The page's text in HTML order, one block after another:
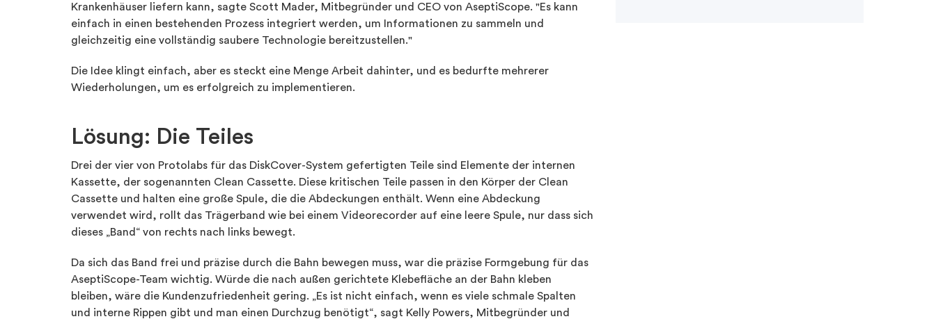
Krankenhäuser liefern kann, sagte Scott Mader, Mitbegründer und CEO von AseptiScope. "Es kann
einfach in einen bestehenden Prozess integriert werden, um Informationen zu sammeln und
gleichzeitig eine vollständig saubere Technologie bereitzustellen."
Die Idee klingt einfach, aber es steckt eine Menge Arbeit dahinter, und es bedurfte mehrerer
Wiederholungen, um es erfolgreich zu implementieren.
Lösung: Die Teiles
Drei der vier von Protolabs für das DiskCover-System gefertigten Teile sind Elemente der internen
Kassette, der sogenannten Clean Cassette. Diese kritischen Teile passen in den Körper der Clean
Cassette und halten eine große Spule, die die Abdeckungen enthält. Wenn eine Abdeckung
verwendet wird, rollt das Trägerband wie bei einem Videorecorder auf eine leere Spule, nur dass sich
dieses „Band“ von rechts nach links bewegt.
Da sich das Band frei und präzise durch die Bahn bewegen muss, war die präzise Formgebung für das
AseptiScope-Team wichtig. Würde die nach außen gerichtete Klebefläche an der Bahn kleben
bleiben, wäre die Kundenzufriedenheit gering. „Es ist nicht einfach, wenn es viele schmale Spalten
und interne Rippen gibt und man einen Durchzug benötigt“, sagt Kelly Powers, Mitbegründer und